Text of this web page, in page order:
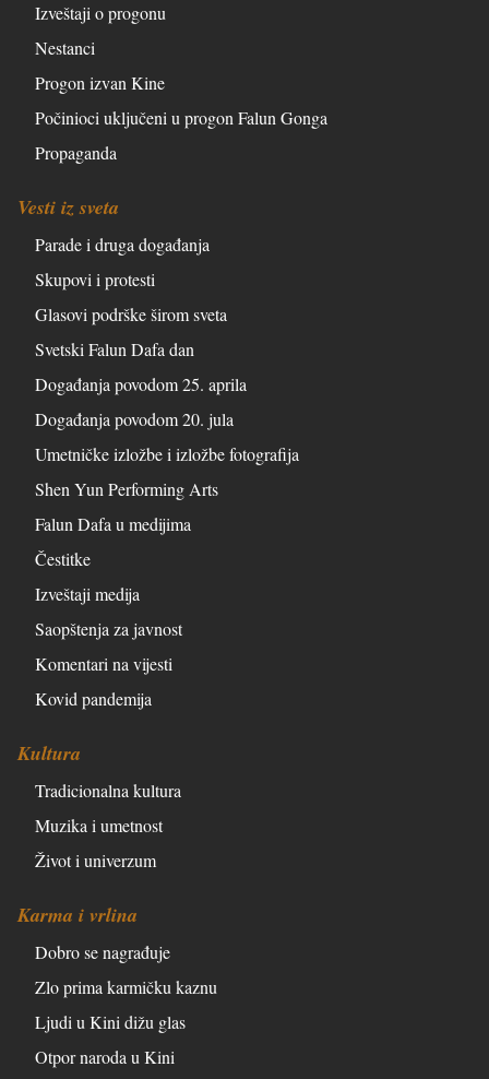
Izveštaji o progonu
Nestanci
Progon izvan Kine
Počinioci uključeni u progon Falun Gonga
Propaganda
Vesti iz sveta
Parade i druga događanja
Skupovi i protesti
Glasovi podrške širom sveta
Svetski Falun Dafa dan
Događanja povodom 25. aprila
Događanja povodom 20. jula
Umetničke izložbe i izložbe fotografija
Shen Yun Performing Arts
Falun Dafa u medijima
Čestitke
Izveštaji medija
Saopštenja za javnost
Komentari na vijesti
Kovid pandemija
Kultura
Tradicionalna kultura
Muzika i umetnost
Život i univerzum
Karma i vrlina
Dobro se nagrađuje
Zlo prima karmičku kaznu
Ljudi u Kini dižu glas
Otpor naroda u Kini